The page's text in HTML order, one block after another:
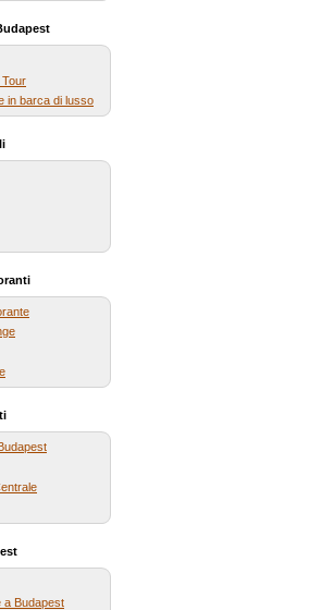
Tour
in barca di lusso
a Budapest